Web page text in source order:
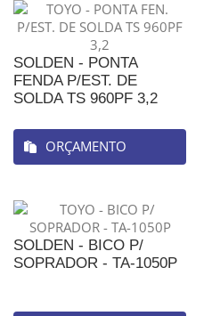
SOLDEN - PONTA
FENDA P/EST. DE
SOLDA TS 960PF 3,2
ORÇAMENTO
SOLDEN - BICO P/
SOPRADOR - TA-1050P